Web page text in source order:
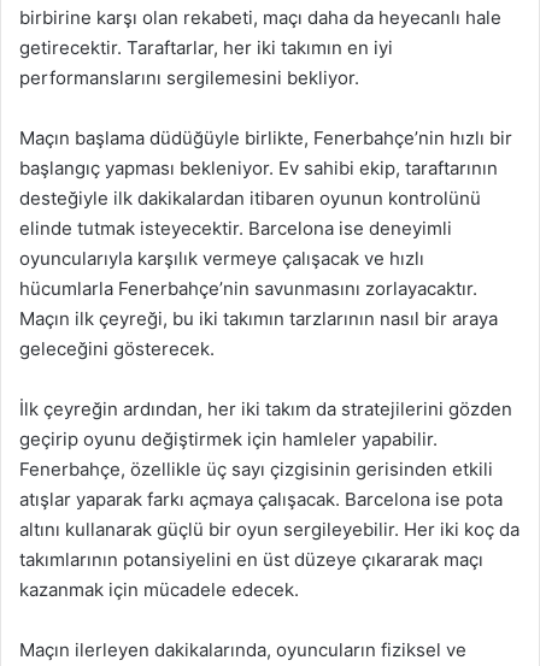
birbirine karşı olan rekabeti, maçı daha da heyecanlı hale
getirecektir. Taraftarlar, her iki takımın en iyi
performanslarını sergilemesini bekliyor.
Maçın başlama düdüğüyle birlikte, Fenerbahçe’nin hızlı bir
başlangıç yapması bekleniyor. Ev sahibi ekip, taraftarının
desteğiyle ilk dakikalardan itibaren oyunun kontrolünü
elinde tutmak isteyecektir. Barcelona ise deneyimli
oyuncularıyla karşılık vermeye çalışacak ve hızlı
hücumlarla Fenerbahçe’nin savunmasını zorlayacaktır.
Maçın ilk çeyreği, bu iki takımın tarzlarının nasıl bir araya
geleceğini gösterecek.
İlk çeyreğin ardından, her iki takım da stratejilerini gözden
geçirip oyunu değiştirmek için hamleler yapabilir.
Fenerbahçe, özellikle üç sayı çizgisinin gerisinden etkili
atışlar yaparak farkı açmaya çalışacak. Barcelona ise pota
altını kullanarak güçlü bir oyun sergileyebilir. Her iki koç da
takımlarının potansiyelini en üst düzeye çıkararak maçı
kazanmak için mücadele edecek.
Maçın ilerleyen dakikalarında, oyuncuların fiziksel ve